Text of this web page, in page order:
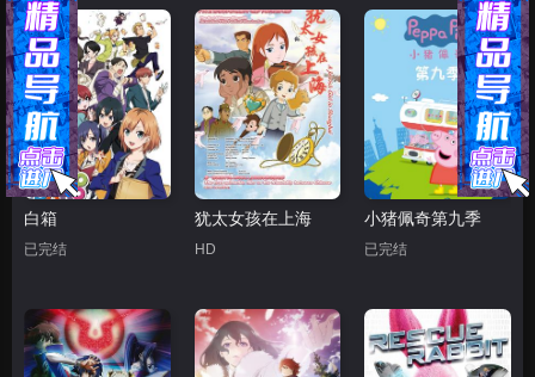
白箱
已完结
犹太女孩在上海
HD
小猪佩奇第九季
已完结